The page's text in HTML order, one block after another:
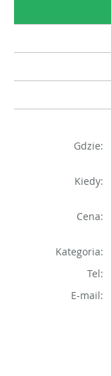
Gdzie:
Kiedy:
Cena:
Kategoria:
Tel:
E-mail: